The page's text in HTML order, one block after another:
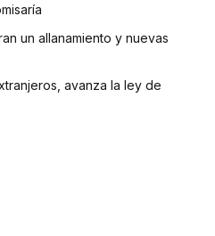
un allanamiento y nuevas
avanza la ley de